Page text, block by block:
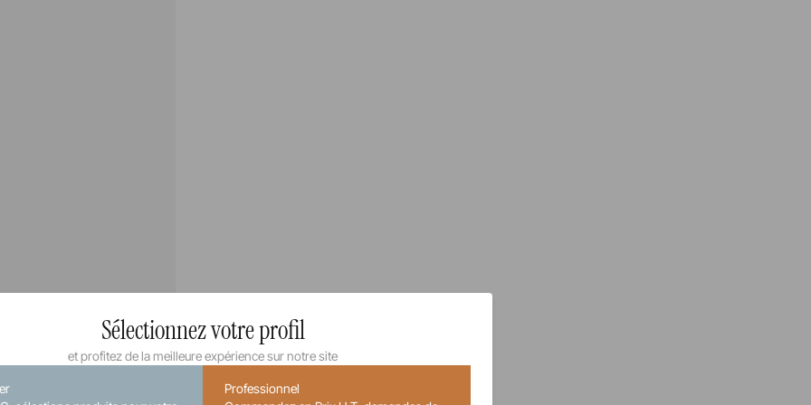
Sélectionnez votre profil
et profitez de la meilleure expérience sur notre site
Professionnel